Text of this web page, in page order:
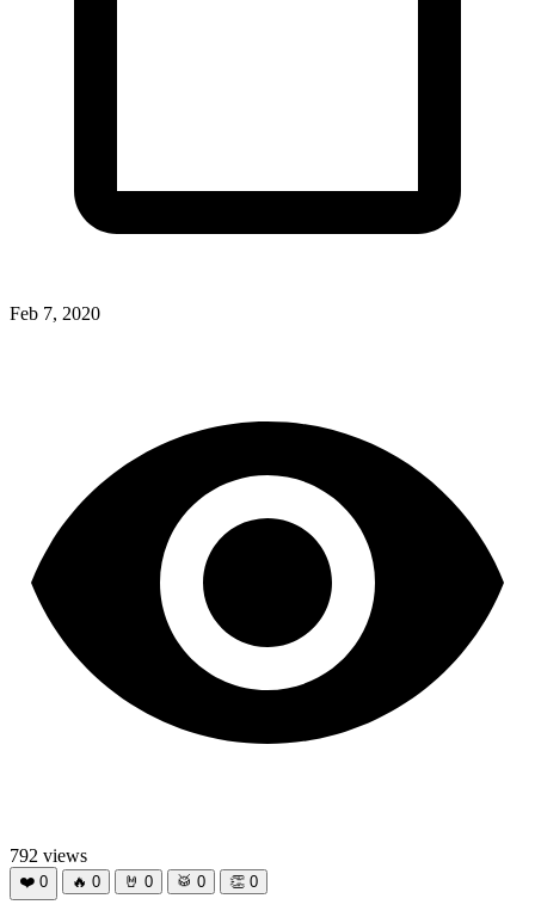
Feb 7, 2020
792 views
❤️ 0 🔥 0 🤘 0 🥁 0 👏 0